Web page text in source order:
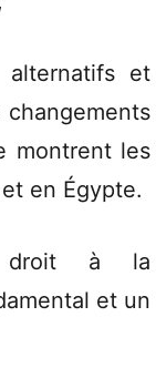
et
montrent les
en Égypte.
droit à la
et un